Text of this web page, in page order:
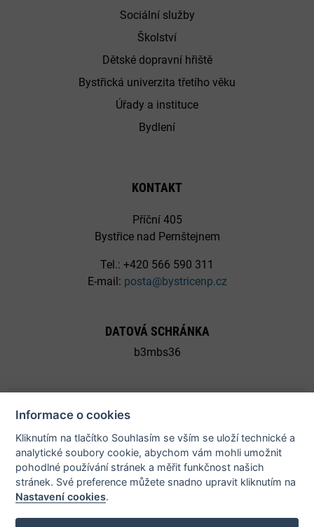
Informace o cookies
Kliknutím na tlačítko Souhlasím se vším se uloží technické a
analytické soubory cookie, abychom vám mohli umožnit
pohodlné používání stránek a měřit funkčnost našich
stránek. Své preference můžete snadno upravit kliknutím na
Nastavení cookies.
Sociální služby
Školství
Dětské dopravní hřiště
Bystřická univerzita třetího věku
Úřady a instituce
Bydlení
KONTAKT
Příční 405
Bystřice nad Pernštejnem
Tel.: +420 566 590 311
E-mail: posta@bystricenp.cz
DATOVÁ SCHRÁNKA
b3mbs36
© 2026 Město Bystřice nad Pernštejnem - všechna práva
vyhrazena |Prohlášení o přístupnosti